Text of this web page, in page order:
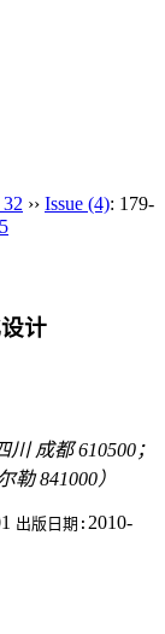
›› Issue (4): 179-
计
成都 610500；
841000）
出版日期: 2010-